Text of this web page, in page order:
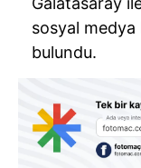
sosyal medya
bulundu.